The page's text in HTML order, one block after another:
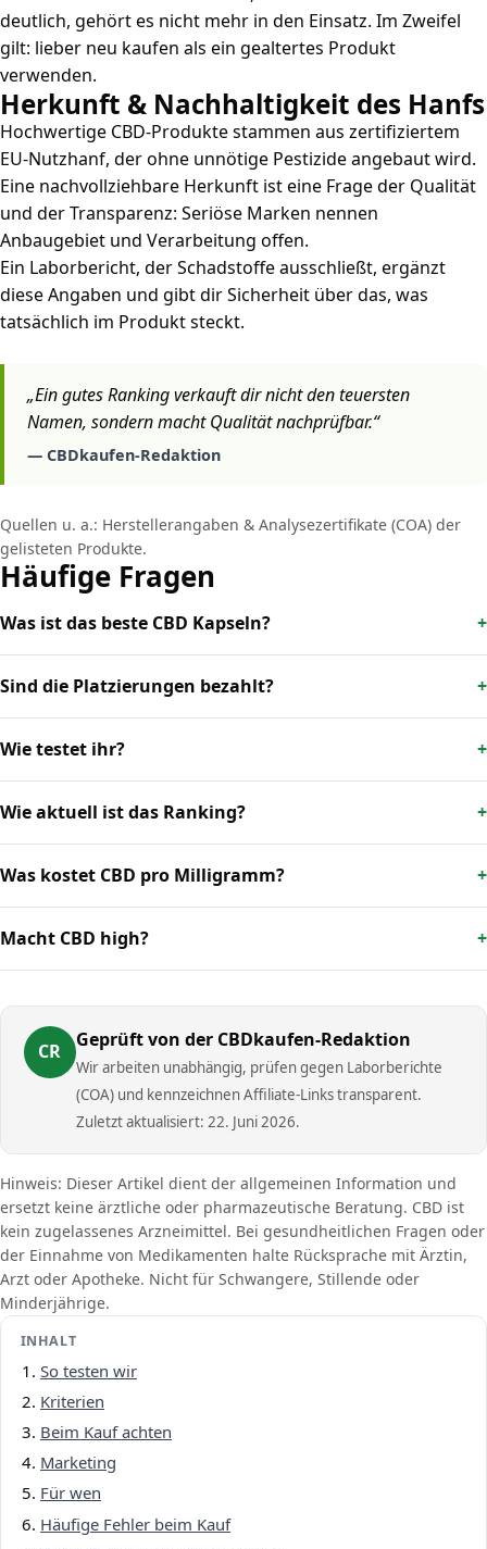
deutlich, gehört es nicht mehr in den Einsatz. Im Zweifel
gilt: lieber neu kaufen als ein gealtertes Produkt
verwenden.
Herkunft & Nachhaltigkeit des Hanfs
Hochwertige CBD-Produkte stammen aus zertifiziertem
EU-Nutzhanf, der ohne unnötige Pestizide angebaut wird.
Eine nachvollziehbare Herkunft ist eine Frage der Qualität
und der Transparenz: Seriöse Marken nennen
Anbaugebiet und Verarbeitung offen.
Ein Laborbericht, der Schadstoffe ausschließt, ergänzt
diese Angaben und gibt dir Sicherheit über das, was
tatsächlich im Produkt steckt.
„Ein gutes Ranking verkauft dir nicht den teuersten
Namen, sondern macht Qualität nachprüfbar.“
— CBDkaufen-Redaktion
Quellen u. a.: Herstellerangaben & Analysezertifikate (COA) der
gelisteten Produkte.
Häufige Fragen
Was ist das beste CBD Kapseln?
Sind die Platzierungen bezahlt?
Wie testet ihr?
Wie aktuell ist das Ranking?
Was kostet CBD pro Milligramm?
Macht CBD high?
CR
Geprüft von der CBDkaufen-Redaktion
Wir arbeiten unabhängig, prüfen gegen Laborberichte
(COA) und kennzeichnen Affiliate-Links transparent.
Zuletzt aktualisiert: 22. Juni 2026.
Hinweis: Dieser Artikel dient der allgemeinen Information und
ersetzt keine ärztliche oder pharmazeutische Beratung. CBD ist
kein zugelassenes Arzneimittel. Bei gesundheitlichen Fragen oder
der Einnahme von Medikamenten halte Rücksprache mit Ärztin,
Arzt oder Apotheke. Nicht für Schwangere, Stillende oder
Minderjährige.
INHALT
So testen wir
Kriterien
Beim Kauf achten
Marketing
Für wen
Häufige Fehler beim Kauf